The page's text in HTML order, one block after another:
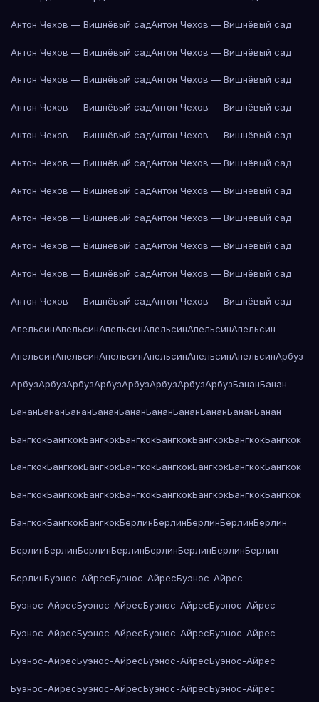
Антон Чехов — Вишнёвый садАнтон Чехов — Вишнёвый сад
Антон Чехов — Вишнёвый садАнтон Чехов — Вишнёвый сад
Антон Чехов — Вишнёвый садАнтон Чехов — Вишнёвый сад
Антон Чехов — Вишнёвый садАнтон Чехов — Вишнёвый сад
Антон Чехов — Вишнёвый садАнтон Чехов — Вишнёвый сад
Антон Чехов — Вишнёвый садАнтон Чехов — Вишнёвый сад
Антон Чехов — Вишнёвый садАнтон Чехов — Вишнёвый сад
Антон Чехов — Вишнёвый садАнтон Чехов — Вишнёвый сад
Антон Чехов — Вишнёвый садАнтон Чехов — Вишнёвый сад
Антон Чехов — Вишнёвый садАнтон Чехов — Вишнёвый сад
Антон Чехов — Вишнёвый садАнтон Чехов — Вишнёвый сад
АпельсинАпельсинАпельсинАпельсинАпельсинАпельсин
АпельсинАпельсинАпельсинАпельсинАпельсинАпельсинАрбуз
АрбузАрбузАрбузАрбузАрбузАрбузАрбузАрбузБананБанан
БананБананБананБананБананБананБананБананБананБанан
БангкокБангкокБангкокБангкокБангкокБангкокБангкокБангкок
БангкокБангкокБангкокБангкокБангкокБангкокБангкокБангкок
БангкокБангкокБангкокБангкокБангкокБангкокБангкокБангкок
БангкокБангкокБангкокБерлинБерлинБерлинБерлинБерлин
БерлинБерлинБерлинБерлинБерлинБерлинБерлинБерлин
БерлинБуэнос-АйресБуэнос-АйресБуэнос-Айрес
Буэнос-АйресБуэнос-АйресБуэнос-АйресБуэнос-Айрес
Буэнос-АйресБуэнос-АйресБуэнос-АйресБуэнос-Айрес
Буэнос-АйресБуэнос-АйресБуэнос-АйресБуэнос-Айрес
Буэнос-АйресБуэнос-АйресБуэнос-АйресБуэнос-Айрес